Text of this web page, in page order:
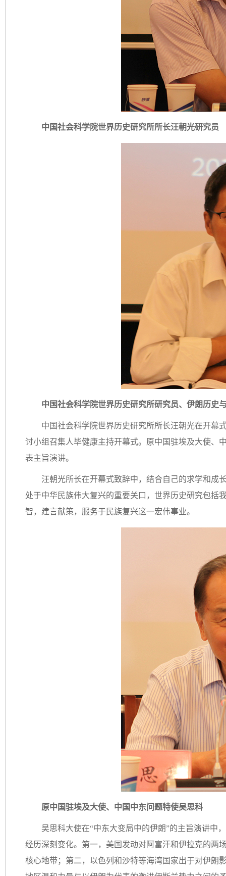
中国社会科学院世界历史研究所所长汪朝光研究员
中国社会科学院世界历史研究所研究员、伊朗历史
中国社会科学院世界历史研究所所长汪朝光在开幕
讨小组召集人毕健康主持开幕式。原中国驻埃及大使、
表主旨演讲。
汪朝光所长在开幕式致辞中，结合自己的求学和成
处于中华民族伟大复兴的重要关口，世界历史研究包
智，建言献策，服务于民族复兴这一宏伟事业。
原中国驻埃及大使、中国中东问题特使吴思科
吴思科大使在“中东大变局中的伊朗”的主旨演讲中
经历深刻变化。第一，美国发动对阿富汗和伊拉克的两
核心地带；第二，以色列和沙特等海湾国家出于对伊朗